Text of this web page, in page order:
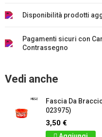
Disponibilità prodotti
Pagamenti sicuri con
Contrassegno
Vedi anche
Fascia Da
023975)
3,50 €